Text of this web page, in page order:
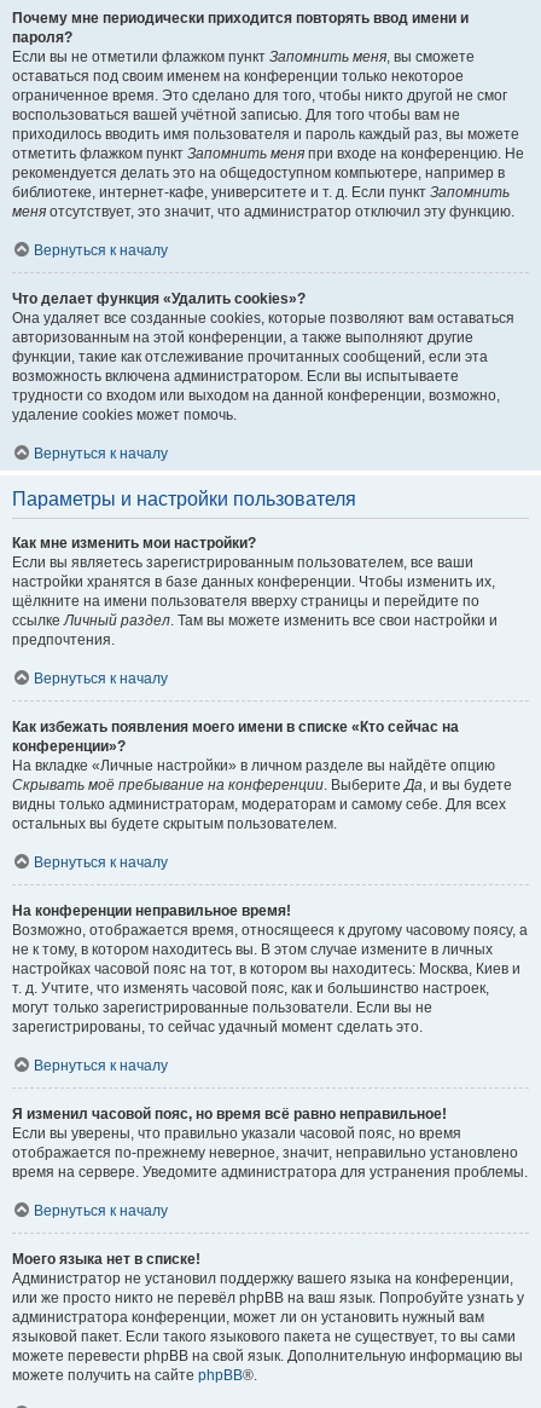
Почему мне периодически приходится повторять ввод имени и
пароля?
Если вы не отметили флажком пункт Запомнить меня, вы сможете
оставаться под своим именем на конференции только некоторое
ограниченное время. Это сделано для того, чтобы никто другой не смог
воспользоваться вашей учётной записью. Для того чтобы вам не
приходилось вводить имя пользователя и пароль каждый раз, вы можете
отметить флажком пункт Запомнить меня при входе на конференцию. Не
рекомендуется делать это на общедоступном компьютере, например в
библиотеке, интернет-кафе, университете и т. д. Если пункт Запомнить
меня отсутствует, это значит, что администратор отключил эту функцию.
Вернуться к началу
Что делает функция «Удалить cookies»?
Она удаляет все созданные cookies, которые позволяют вам оставаться
авторизованным на этой конференции, а также выполняют другие
функции, такие как отслеживание прочитанных сообщений, если эта
возможность включена администратором. Если вы испытываете
трудности со входом или выходом на данной конференции, возможно,
удаление cookies может помочь.
Вернуться к началу
Параметры и настройки пользователя
Как мне изменить мои настройки?
Если вы являетесь зарегистрированным пользователем, все ваши
настройки хранятся в базе данных конференции. Чтобы изменить их,
щёлкните на имени пользователя вверху страницы и перейдите по
ссылкеЛичный раздел. Там вы можете изменить все свои настройки и
предпочтения.
Вернуться к началу
Как избежать появления моего имени в списке «Кто сейчас на
конференции»?
На вкладке «Личные настройки» в личном разделе вы найдёте опцию
Скрывать моё пребывание на конференции. ВыберитеДа, и вы будете
видны только администраторам, модераторам и самому себе. Для всех
остальных вы будете скрытым пользователем.
Вернуться к началу
На конференции неправильное время!
Возможно, отображается время, относящееся к другому часовому поясу, а
не к тому, в котором находитесь вы. В этом случае измените в личных
настройках часовой пояс на тот, в котором вы находитесь: Москва, Киев и
т. д. Учтите, что изменять часовой пояс, как и большинство настроек,
могут только зарегистрированные пользователи. Если вы не
зарегистрированы, то сейчас удачный момент сделать это.
Вернуться к началу
Я изменил часовой пояс, но время всё равно неправильное!
Если вы уверены, что правильно указали часовой пояс, но время
отображается по-прежнему неверное, значит, неправильно установлено
время на сервере. Уведомите администратора для устранения проблемы.
Вернуться к началу
Моего языка нет в списке!
Администратор не установил поддержку вашего языка на конференции,
или же просто никто не перевёл phpBB на ваш язык. Попробуйте узнать у
администратора конференции, может ли он установить нужный вам
языковой пакет. Если такого языкового пакета не существует, то вы сами
можете перевести phpBB на свой язык. Дополнительную информацию вы
можете получить на сайте phpBB®.